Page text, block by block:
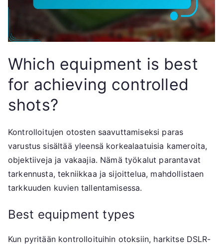
Which equipment is best
for achieving controlled
shots?
Kontrolloitujen otosten saavuttamiseksi paras
varustus sisältää yleensä korkealaatuisia kameroita,
objektiiveja ja vakaajia. Nämä työkalut parantavat
tarkennusta, tekniikkaa ja sijoittelua, mahdollistaen
tarkkuuden kuvien tallentamisessa.
Best equipment types
Kun pyritään kontrolloituihin otoksiin, harkitse DSLR-